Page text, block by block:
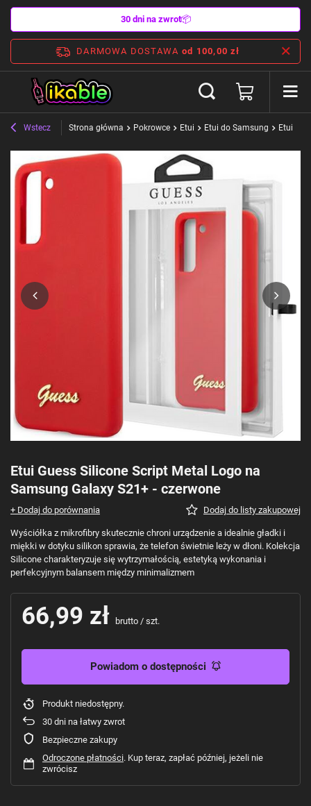
30 dni na zwrot📦
DARMOWA DOSTAWA od 100,00 zł
Wstecz Strona główna Pokrowce Etui Etui do Samsung Etui
Etui Guess Silicone Script Metal Logo na
Samsung Galaxy S21+ - czerwone
+ Dodaj do porównania Dodaj do listy zakupowej
Wyściółka z mikrofibry skutecznie chroni urządzenie a idealnie gładki i
miękki w dotyku silikon sprawia, że telefon świetnie leży w dłoni. Kolekcja
Silicone charakteryzuje się wytrzymałością, estetyką wykonania i
perfekcyjnym balansem między minimalizmem
66,99 zł brutto / szt.
Powiadom o dostępności
Produkt niedostępny
30 dni na łatwy zwrot
Bezpieczne zakupy
Odroczone płatności. Kup teraz, zapłać później, jeżeli nie
zwrócisz